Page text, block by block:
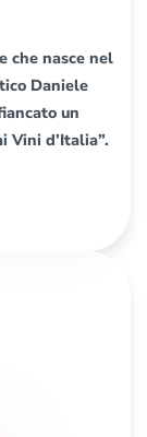
che nasce nel
Daniele
un
Vini d’Italia”.